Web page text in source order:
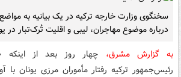
سخنگوی وزارت خارجه ترکیه در یک بیانیه به
درباره موضوع مهاجران، لیبی و اقلیت تُرک‌تبار در
به گزارش مشرق، چهار روز بعد از
رئیس‌جمهور ترکیه رفتار مأموران مرزی یونان با